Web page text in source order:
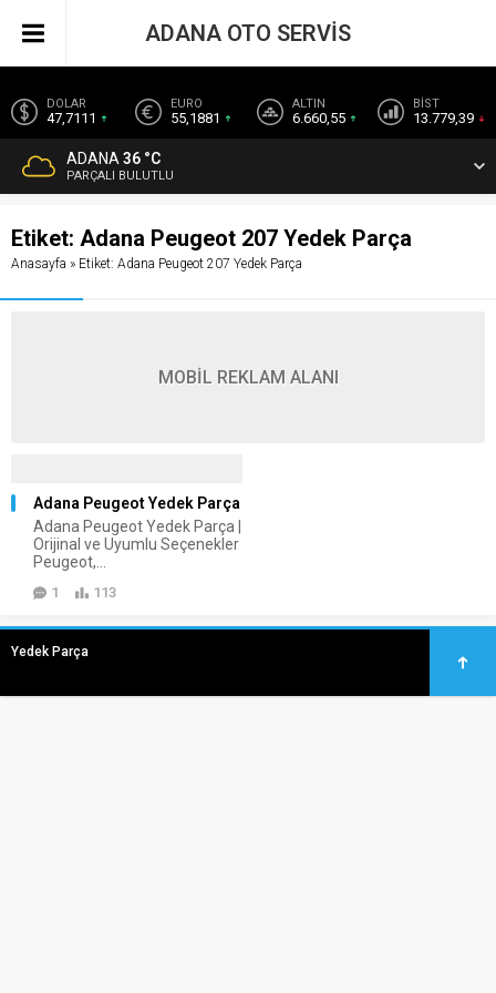
DOLAR
47,7111
EURO
55,1881
ALTIN
6.660,55
BİST
13.779,39
ADANA 36 °C
PARÇALI BULUTLU
ADANA OTO SERVİS
Etiket: Adana Peugeot 207 Yedek Parça
Anasayfa » Etiket: Adana Peugeot 207 Yedek Parça
MOBİL REKLAM ALANI
Adana Peugeot Yedek Parça
Adana Peugeot Yedek Parça |
Orijinal ve Uyumlu Seçenekler
Peugeot,...
1 113
Yedek Parça